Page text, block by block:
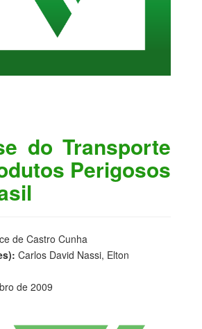
do Transporte
Perigosos
de Castro Cunha
Carlos David Nassi, Elton
de 2009